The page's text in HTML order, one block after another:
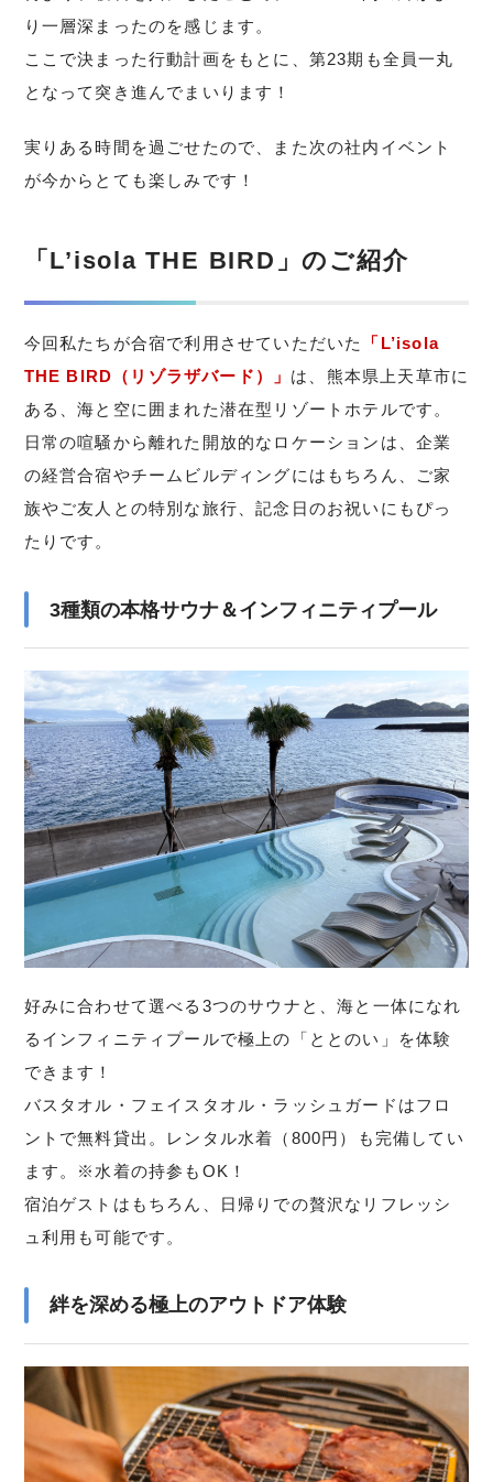
り一層深まったのを感じます。
ここで決まった行動計画をもとに、第23期も全員一丸
となって突き進んでまいります！
実りある時間を過ごせたので、また次の社内イベント
が今からとても楽しみです！
「L’isola THE BIRD」のご紹介
今回私たちが合宿で利用させていただいた
「L’isola
THE BIRD（リゾラザバード）」 は、熊本県上天草市に
ある、海と空に囲まれた潜在型リゾートホテルです。
日常の喧騒から離れた開放的なロケーションは、企業
の経営合宿やチームビルディングにはもちろん、ご家
族やご友人との特別な旅行、記念日のお祝いにもぴっ
たりです。
3種類の本格サウナ＆インフィニティプール
好みに合わせて選べる3つのサウナと、海と一体になれ
るインフィニティプールで極上の「ととのい」を体験
できます！
バスタオル・フェイスタオル・ラッシュガードはフロ
ントで無料貸出。レンタル水着（800円）も完備してい
ます。※水着の持参もOK！
宿泊ゲストはもちろん、日帰りでの贅沢なリフレッシ
ュ利用も可能です。
絆を深める極上のアウトドア体験